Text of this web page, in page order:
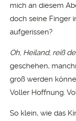
mich an diesem
doch seine Finger
aufgerissen?
Oh, Heiland, reiß
geschehen,
groß werden
Voller Hoffnung.
So klein, wie das